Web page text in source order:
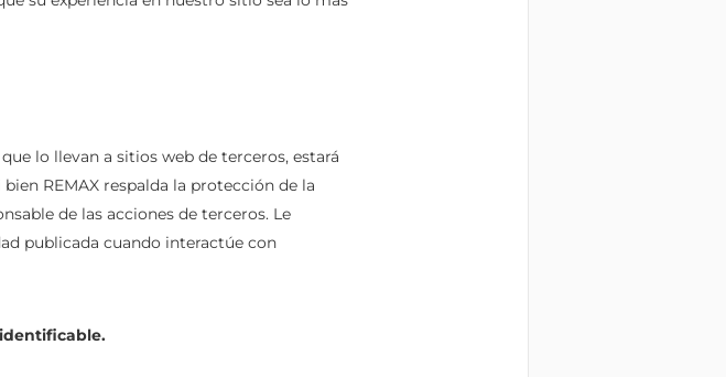
lo llevan a sitios web de terceros, estará
REMAX respalda la protección de la
de las acciones de terceros. Le
publicada cuando interactúe con